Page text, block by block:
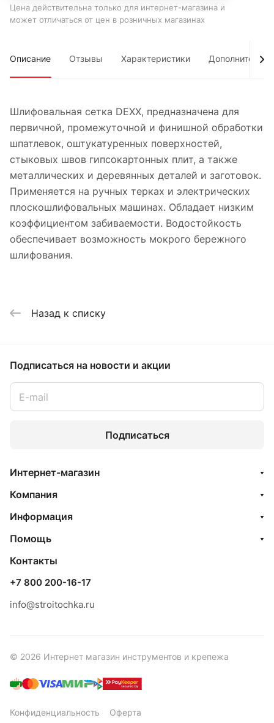
Цена действительна только для интернет-магазина и
может отличаться от цен в розничных магазинах
Описание Отзывы Характеристики Дополнительно
Шлифовальная сетка DEXX, предназначена для
первичной, промежуточной и финишной обработки
шпатлевок, оштукатуренных поверхностей,
стыковых швов гипсокартонных плит, а также
металлических и деревянных деталей и заготовок.
Применяется на ручных терках и электрических
плоскошлифовальных машинах. Обладает низким
коэффициентом забиваемости. Водостойкость
обеспечивает возможность мокрого бережного
шлифования.
Назад к списку
Подписаться на новости и акции
Подписаться
Интернет-магазин
Компания
Информация
Помощь
Контакты
+7 800 200-16-17
info@stroitochka.ru
© 2026 Интернет магазин инструментов и крепежа
Конфиденциальность Оферта